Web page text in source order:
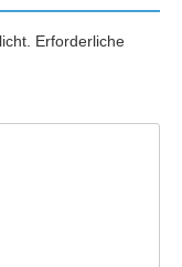
Erforderliche